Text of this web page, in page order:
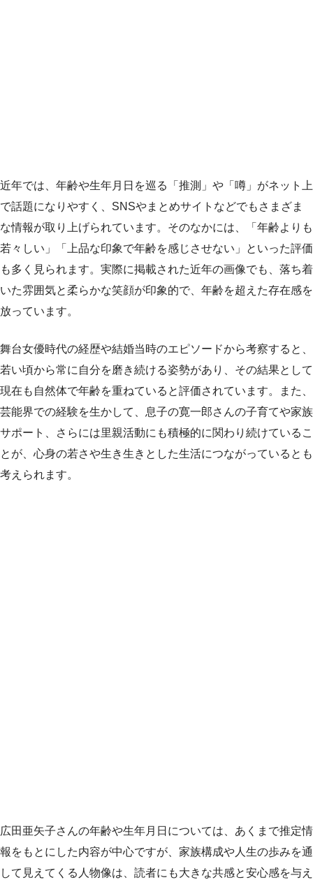
近年では、年齢や生年月日を巡る「推測」や「噂」がネット上
で話題になりやすく、SNSやまとめサイトなどでもさまざま
な情報が取り上げられています。そのなかには、「年齢よりも
若々しい」「上品な印象で年齢を感じさせない」といった評価
も多く見られます。実際に掲載された近年の画像でも、落ち着
いた雰囲気と柔らかな笑顔が印象的で、年齢を超えた存在感を
放っています。
舞台女優時代の経歴や結婚当時のエピソードから考察すると、
若い頃から常に自分を磨き続ける姿勢があり、その結果として
現在も自然体で年齢を重ねていると評価されています。また、
芸能界での経験を生かして、息子の寛一郎さんの子育てや家族
サポート、さらには里親活動にも積極的に関わり続けているこ
とが、心身の若さや生き生きとした生活につながっているとも
考えられます。
広田亜矢子さんの年齢や生年月日については、あくまで推定情
報をもとにした内容が中心ですが、家族構成や人生の歩みを通
して見えてくる人物像は、読者にも大きな共感と安心感を与え